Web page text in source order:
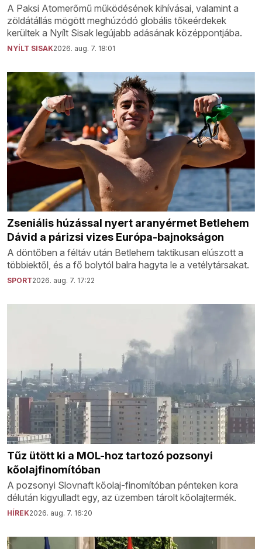
A Paksi Atomerőmű működésének kihívásai, valamint a
zöldátállás mögött meghúzódó globális tőkeérdekek
kerültek a Nyílt Sisak legújabb adásának középpontjába.
NYÍLT SISAK2026. aug. 7. 18:01
Zseniális húzással nyert aranyérmet Betlehem
Dávid a párizsi vizes Európa-bajnokságon
A döntőben a féltáv után Betlehem taktikusan elúszott a
többiektől, és a fő bolytól balra hagyta le a vetélytársakat.
SPORT2026. aug. 7. 17:22
Tűz ütött ki a MOL-hoz tartozó pozsonyi
kőolajfinomítóban
A pozsonyi Slovnaft kőolaj-finomítóban pénteken kora
délután kigyulladt egy, az üzemben tárolt kőolajtermék.
HÍREK2026. aug. 7. 16:20